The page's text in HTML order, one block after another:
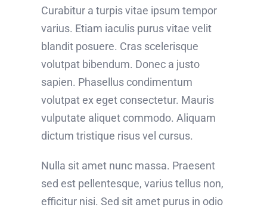
Curabitur a turpis vitae ipsum tempor
varius. Etiam iaculis purus vitae velit
blandit posuere. Cras scelerisque
volutpat bibendum. Donec a justo
sapien. Phasellus condimentum
volutpat ex eget consectetur. Mauris
vulputate aliquet commodo. Aliquam
dictum tristique risus vel cursus.
Nulla sit amet nunc massa. Praesent
sed est pellentesque, varius tellus non,
efficitur nisi. Sed sit amet purus in odio